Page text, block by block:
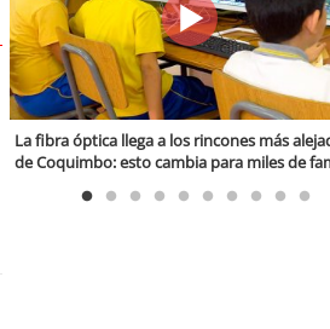
La fibra óptica llega a los rincones más
de Coquimbo: esto cambia para miles de